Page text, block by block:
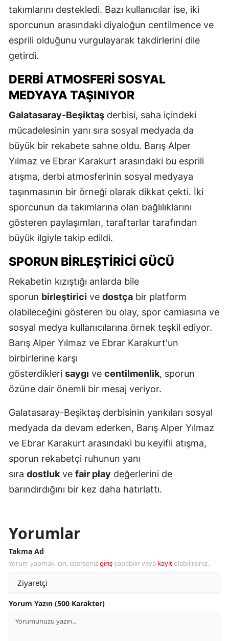
takımlarını destekledi. Bazı kullanıcılar ise, iki
sporcunun arasındaki diyaloğun centilmence ve
esprili olduğunu vurgulayarak takdirlerini dile
getirdi.
DERBI ATMOSFERI SOSYAL
MEDYAYA TAŞINIYOR
Galatasaray-Beşiktaş derbisi, saha içindeki
mücadelesinin yanı sıra sosyal medyada da
büyük bir rekabete sahne oldu. Barış Alper
Yılmaz ve Ebrar Karakurt arasındaki bu esprili
atışma, derbi atmosferinin sosyal medyaya
taşınmasının bir örneği olarak dikkat çekti. İki
sporcunun da takımlarına olan bağlılıklarını
gösteren paylaşımları, taraftarlar tarafından
büyük ilgiyle takip edildi.
SPORUN BIRLEŞTIRICI GÜCÜ
Rekabetin kızıştığı anlarda bile
sporun birleştirici ve dostça bir platform
olabileceğini gösteren bu olay, spor camiasına ve
sosyal medya kullanıcılarına örnek teşkil ediyor.
Barış Alper Yılmaz ve Ebrar Karakurt'un
birbirlerine karşı
gösterdikleri saygı ve centilmenlik, sporun
özüne dair önemli bir mesaj veriyor.
Galatasaray-Beşiktaş derbisinin yankıları sosyal
medyada da devam ederken, Barış Alper Yılmaz
ve Ebrar Karakurt arasındaki bu keyifli atışma,
sporun rekabetçi ruhunun yanı
sıra dostluk ve fair play değerlerini de
barındırdığını bir kez daha hatırlattı.
Yorumlar
Takma Ad
Yorum yapmak için, istersenizgirişyapabilir veya kayıt olabilirsiniz.
Yorum Yazın (500 Karakter)